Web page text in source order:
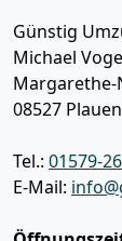
Günstig
Michael
Margarethe-
08527 Plauen
Tel.: 01579-
E-Mail: